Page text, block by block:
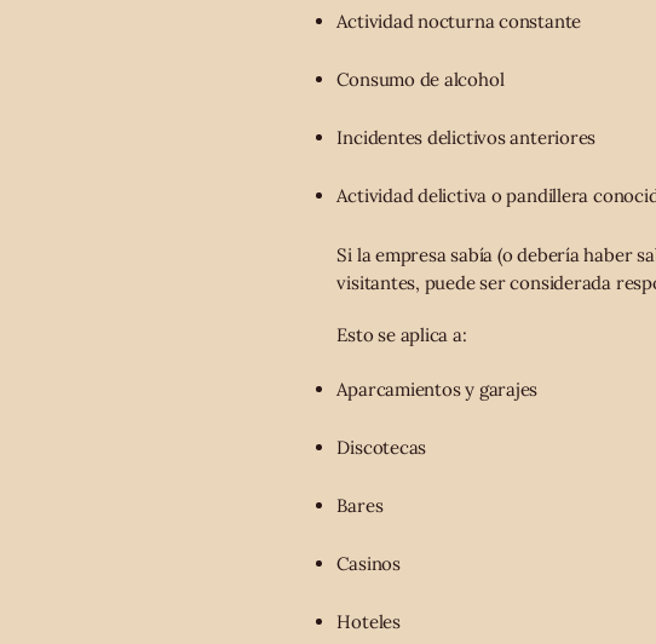
Actividad nocturna constante
Consumo de alcohol
Incidentes delictivos anteriores
Actividad delictiva o pandillera
Si la empresa sabía (o debería haber
visitantes, puede ser considerada
Esto se aplica a:
Aparcamientos y garajes
Discotecas
Bares
Casinos
Hoteles